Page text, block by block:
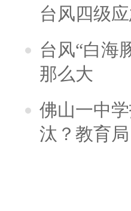
台风四级
台风“白海
那么大
佛山一中
汰？教育